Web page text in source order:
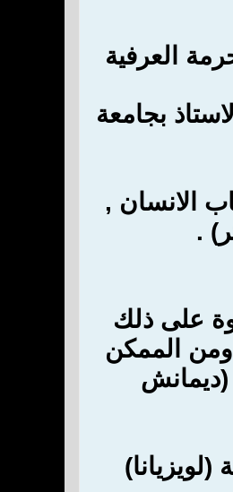
العرفية
بجامعة
الانسان ,
.
على ذلك
الممكن
(ديمانش